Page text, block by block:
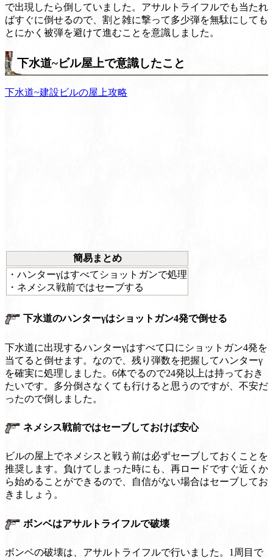
で出現したら倒していました。アサルトライフルでも当たれ
ばすぐに倒せるので、割と雑に撃って多少弾を無駄にしても
とにかく被弾を避けて進むことを意識しました。
下水道~ビル屋上で意識したこと
下水道~建設ビルの屋上攻略
簡易まとめ
・ハンターγはすべてショットガンで処理
・ネメシス戦前ではセーブする
下水道のハンターγはショットガン4発で倒せる
下水道に出現するハンターγはすべて口にショットガン4発を
当てると倒せます。なので、残り弾数を把握してハンターγ
を確実に処理しました。6体でるので24発以上は持っておき
たいです。多分倒さなくても行けると思うのですが、不安だ
ったので倒しました。
ネメシス戦前ではセーブしておけば安心
ビルの屋上でネメシスと戦う前は必ずセーブしておくことを
推奨します。負けてしまった時にも、再ロードですぐ近くか
ら始めることができるので、自信がない場合はセーブしてお
きましょう。
ボンベはアサルトライフルで破壊
ボンベの破壊は、アサルトライフルで行いました。1周目で